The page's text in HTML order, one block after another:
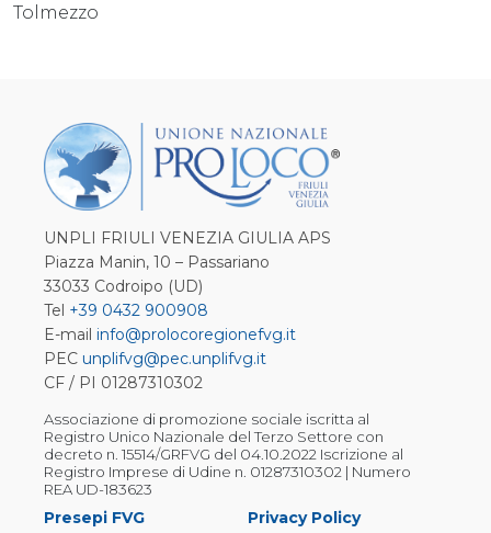
Tolmezzo
UNPLI FRIULI VENEZIA GIULIA APS
Piazza Manin, 10 – Passariano
33033 Codroipo (UD)
Tel +39 0432 900908
E-mail info@prolocoregionefvg.it
PEC unplifvg@pec.unplifvg.it
CF / PI 01287310302
Associazione di promozione sociale iscritta al
Registro Unico Nazionale del Terzo Settore con
decreto n. 15514/GRFVG del 04.10.2022 Iscrizione al
Registro Imprese di Udine n. 01287310302 | Numero
REA UD-183623
Presepi FVG Privacy Policy